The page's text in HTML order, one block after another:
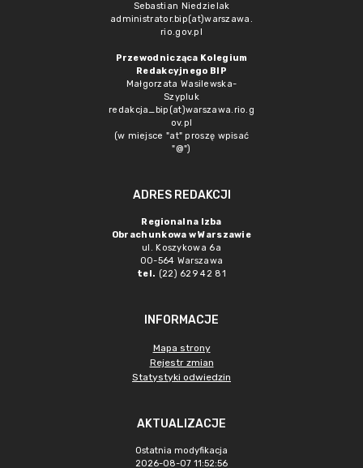
Sebastian Niedzielak
administrator.bip(at)warszawa.
rio.gov.pl
Przewodnicząca Kolegium
Redakcyjnego BIP
Małgorzata Wasilewska-
Szypluk
redakcja_bip(at)warszawa.rio.g
ov.pl
(w miejsce "at" proszę wpisać
"@")
ADRES REDAKCJI
Regionalna Izba
Obrachunkowa w Warszawie
ul. Koszykowa 6a
00-564 Warszawa
tel. (22) 629 42 81
INFORMACJE
Mapa strony
Rejestr zmian
Statystyki odwiedzin
AKTUALIZACJE
Ostatnia modyfikacja
2026-08-07 11:52:56